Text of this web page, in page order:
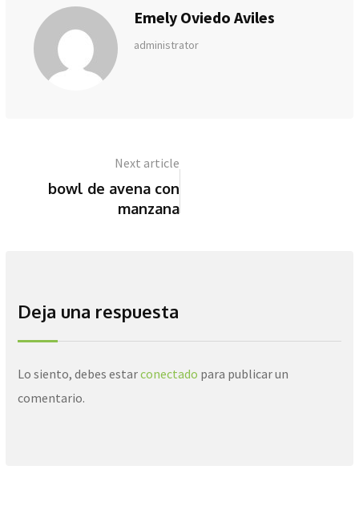
Emely Oviedo Aviles
administrator
Next article
bowl de avena con
manzana
Deja una respuesta
Lo siento, debes estarconectado para publicar un
comentario.